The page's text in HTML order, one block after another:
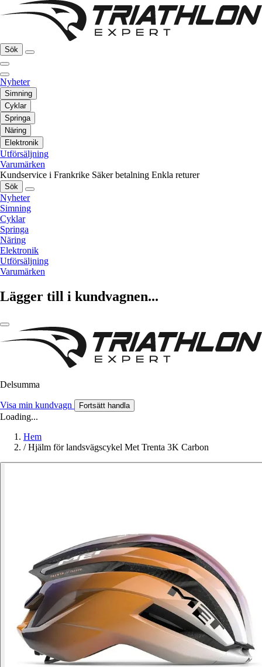
Sök
Nyheter
Simning
Cyklar
Springa
Näring
Elektronik
Utförsäljning
Varumärken
Kundservice i Frankrike Säker betalning Enkla returer
Sök
Nyheter
Simning
Cyklar
Springa
Näring
Elektronik
Utförsäljning
Varumärken
Lägger till i kundvagnen...
Delsumma
Visa min kundvagn Fortsätt handla
Loading...
Hem
/ Hjälm för landsvägscykel Met Trenta 3K Carbon